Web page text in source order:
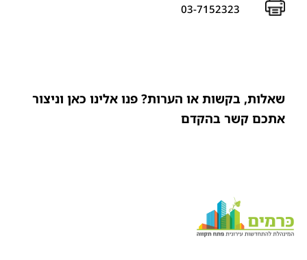
03-7152323
שאלות, בקשות או הערות? פנו אלינו כאן וניצור
אתכם קשר בהקדם